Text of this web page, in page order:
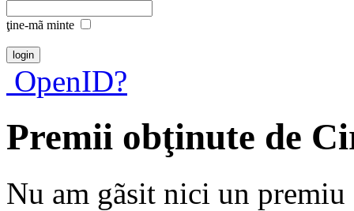
ţine-mã minte
OpenID?
Premii obţinute de
Nu am gãsit nici un premiu